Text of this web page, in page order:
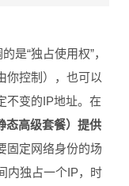
是“独占使用权”，
你控制），也可以
不变的IP地址。在
态高级套餐）提供
固定网络身份的场
内独占一个IP，时